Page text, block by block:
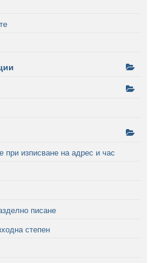
при изписване на адрес и час
писане
степен